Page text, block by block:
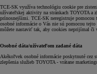
TCE-SK využíva technológiu cookie pre
užívateľskej aktivity na stránkach TOYOTA a
prínosnejšími. TCE-SK neregistruje
osobné informácie o Vás nie sú pomocou
môžete nastaviť tak, aby cookies neprijímal či
Osobné dáta/užívateľom zadané dáta
Akékoľvek osobné informácie poskytnuté
zlepšenia služieb TOYOTA - vrátane